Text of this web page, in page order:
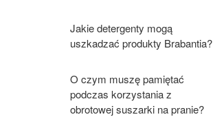
Jakie detergenty mogą
uszkadzać produkty Brabantia?
O czym muszę pamiętać
podczas korzystania z
obrotowej suszarki na pranie?